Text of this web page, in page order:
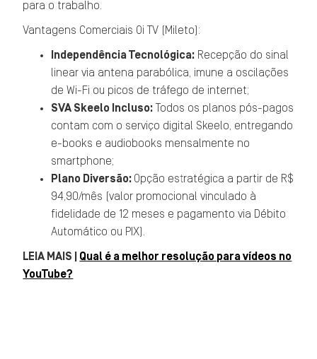
para o trabalho.
Vantagens Comerciais Oi TV (Mileto):
Independência Tecnológica: Recepção do sinal
linear via antena parabólica, imune a oscilações
de Wi-Fi ou picos de tráfego de internet;
SVA Skeelo Incluso: Todos os planos pós-pagos
contam com o serviço digital Skeelo, entregando
e-books e audiobooks mensalmente no
smartphone;
Plano Diversão: Opção estratégica a partir de R$
94,90/mês (valor promocional vinculado à
fidelidade de 12 meses e pagamento via Débito
Automático ou PIX).
LEIA MAIS | Qual é a melhor resolução para vídeos no
YouTube?